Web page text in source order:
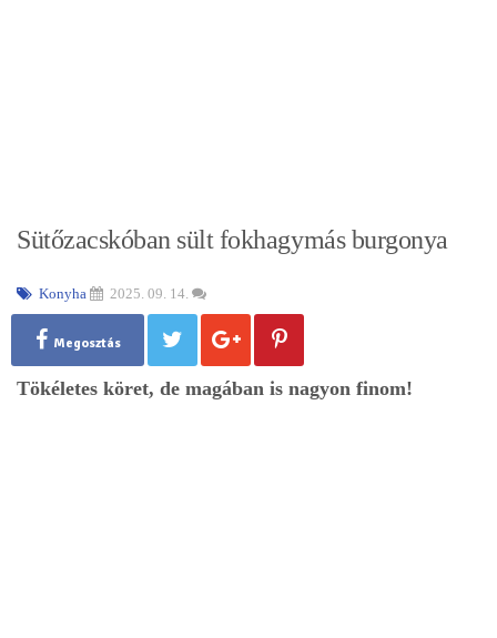
Sütőzacskóban sült fokhagymás burgonya
Konyha 2025. 09. 14.
Megosztás
Tökéletes köret, de magában is nagyon finom!